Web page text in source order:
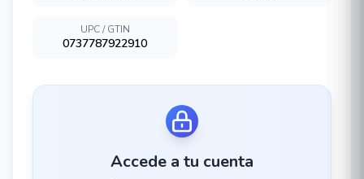
UPC / GTIN
0737787922910
Accede a tu cuenta